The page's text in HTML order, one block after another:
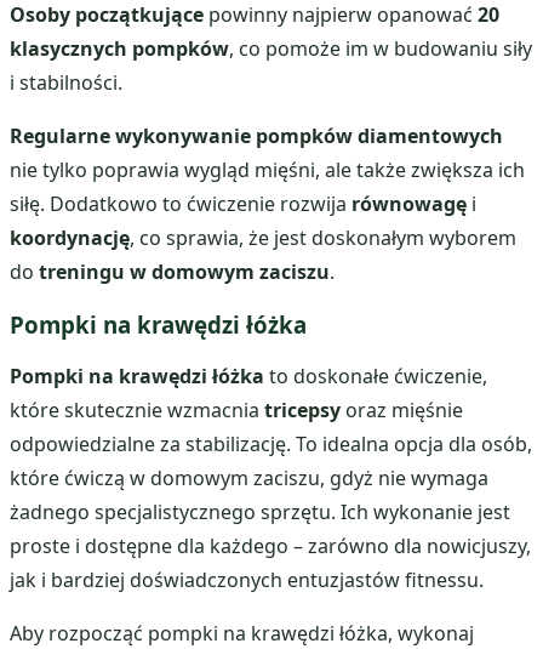
Osoby początkujące powinny najpierw opanować 20
klasycznych pompków, co pomoże im w budowaniu siły
i stabilności.
Regularne wykonywanie pompków diamentowych
nie tylko poprawia wygląd mięśni, ale także zwiększa ich
siłę. Dodatkowo to ćwiczenie rozwija równowagę i
koordynację, co sprawia, że jest doskonałym wyborem
do treningu w domowym zaciszu.
Pompki na krawędzi łóżka
Pompki na krawędzi łóżka to doskonałe ćwiczenie,
które skutecznie wzmacnia tricepsy oraz mięśnie
odpowiedzialne za stabilizację. To idealna opcja dla osób,
które ćwiczą w domowym zaciszu, gdyż nie wymaga
żadnego specjalistycznego sprzętu. Ich wykonanie jest
proste i dostępne dla każdego – zarówno dla nowicjuszy,
jak i bardziej doświadczonych entuzjastów fitnessu.
Aby rozpocząć pompki na krawędzi łóżka, wykonaj